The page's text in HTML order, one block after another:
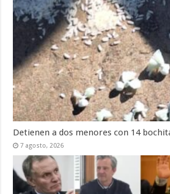
Detienen a dos menores con 14
7 agosto, 2026